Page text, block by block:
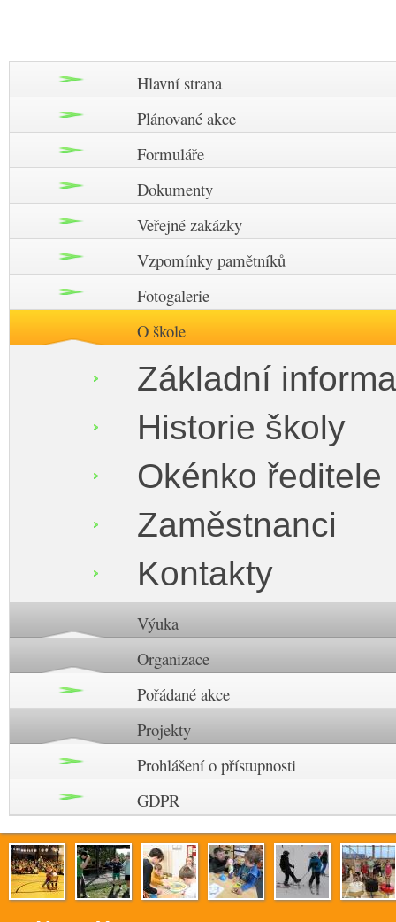
Hlavní strana
Plánované akce
Formuláře
Dokumenty
Veřejné zakázky
Vzpomínky pamětníků
Fotogalerie
O škole
Základní
Historie školy
Okénko ředitele
Zaměstnanci
Kontakty
Výuka
Organizace
Pořádané akce
Projekty
Prohlášení o přístupnosti
GDPR